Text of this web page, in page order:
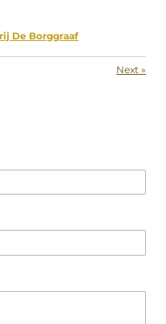
De Borggraaf
Next »